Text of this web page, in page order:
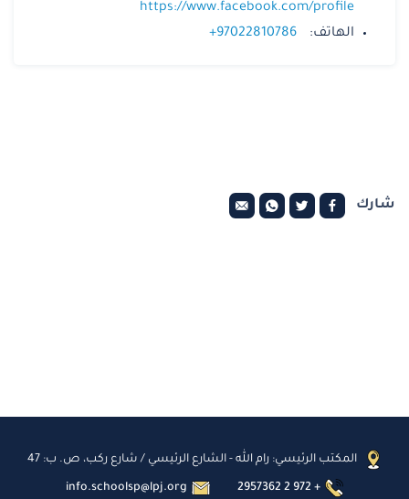
https://www.facebook.com/profile
الهاتف:
+97022810786
شارك
المكتب الرئيسي: رام الله - الشارع الرئيسي / شارع ركب، ص. ب: 47
2957362 2 972 +
info.schoolsp@lpj.org